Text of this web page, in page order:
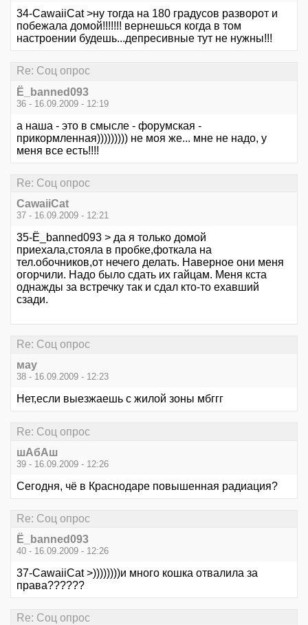
34-CawaiiCat >ну тогда на 180 градусов разворот и
побежала домой!!!!!!! вернешься когда в том
настроении будешь...депресивные тут не нужны!!!
Re: Соц опрос
Ё_banned093
36 - 16.09.2009 - 12:19
а наша - это в смысле - форумская -
прикормленная))))))))) не моя же... мне не надо, у
меня все есть!!!!
Re: Соц опрос
CawaiiCat
37 - 16.09.2009 - 12:21
35-Ё_banned093 > да я только домой
приехала,стояла в пробке,фоткала на
тел.обочников,от нечего делать. Наверное они меня
огорчили. Надо было сдать их гайцам. Меня кста
однажды за встречку так и сдал кто-то ехавший
сзади.
Re: Соц опрос
мау
38 - 16.09.2009 - 12:23
Нет,если выезжаешь с жилой зоны мбггг
Re: Соц опрос
шАбАш
39 - 16.09.2009 - 12:26
Сегодня, чё в Краснодаре повышенная радиация?
Re: Соц опрос
Ё_banned093
40 - 16.09.2009 - 12:26
37-CawaiiCat >))))))))и много кошка отвалила за
права??????
Re: Соц опрос